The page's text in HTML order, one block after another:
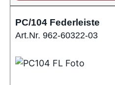
PC/104 Federleiste
Art.Nr. 962-60322-03